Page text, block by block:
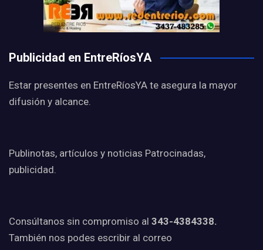
Publicidad en EntreRíosYA
Estar presentes en EntreRíosYA te asegura la mayor
difusión y alcance.
Publinotas, artículos y noticias Patrocinadas,
publicidad.
Consúltanos sin compromiso al 343-4384338.
También nos podes escribir al correo